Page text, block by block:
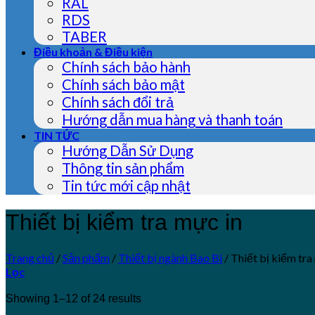
RDS
TABER
Điều khoản & Điều kiện
Chính sách bảo hành
Chính sách bảo mật
Chính sách đổi trả
Hướng dẫn mua hàng và thanh toán
TIN TỨC
Hướng Dẫn Sử Dụng
Thông tin sản phẩm
Tin tức mới cập nhật
Thiết bị kiểm tra mực in
Trang chủ /Sản phẩm / Thiết bị ngành Bao Bì / Thiết bị kiểm tra
Lọc
Showing 1–12 of 24 results